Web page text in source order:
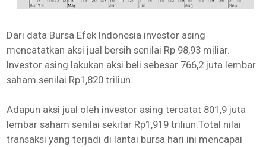
Dari data Bursa Efek Indonesia investor asing
mencatatkan aksi jual bersih senilai Rp 98,93 miliar.
Investor asing lakukan aksi beli sebesar 766,2 juta lembar
saham senilai Rp1,820 triliun.
Adapun aksi jual oleh investor asing tercatat 801,9 juta
lembar saham senilai sekitar Rp1,919 triliun.Total nilai
transaksi yang terjadi di lantai bursa hari ini mencapai